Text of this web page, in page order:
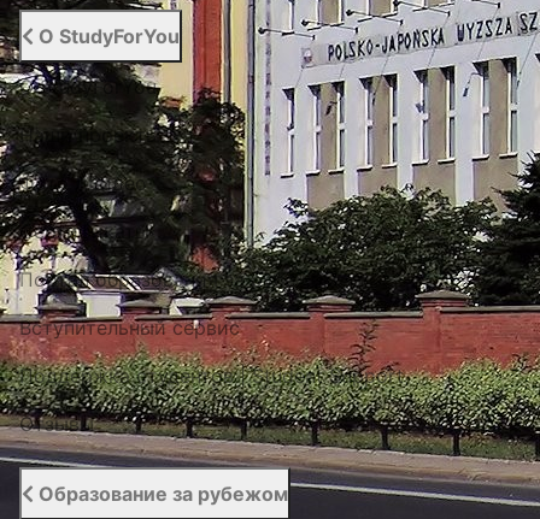
О StudyForYou
О StudyForYou
Наши проекты
Фото / Видео
Cертификаты
Портал образования за рубежом
Вступительный сервис
Поддержка студентов | Student Support
Отзывы
Образование за рубежом